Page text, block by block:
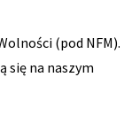
(pod NFM).
się na naszym